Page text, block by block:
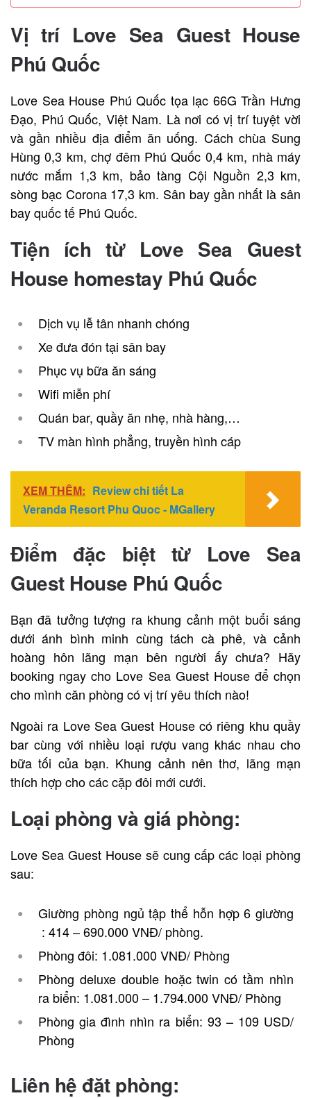
Vị trí Love Sea Guest House
Phú Quốc
Love Sea House Phú Quốc tọa lạc 66G Trần Hưng
Đạo, Phú Quốc, Việt Nam. Là nơi có vị trí tuyệt vời
và gần nhiều địa điểm ăn uống. Cách chùa Sung
Hùng 0,3 km, chợ đêm Phú Quốc 0,4 km, nhà máy
nước mắm 1,3 km, bảo tàng Cội Nguồn 2,3 km,
sòng bạc Corona 17,3 km. Sân bay gần nhất là sân
bay quốc tế Phú Quốc.
Tiện ích từ Love Sea Guest
House homestay Phú Quốc
Dịch vụ lễ tân nhanh chóng
Xe đưa đón tại sân bay
Phục vụ bữa ăn sáng
Wifi miễn phí
Quán bar, quầy ăn nhẹ, nhà hàng,…
TV màn hình phẳng, truyền hình cáp
XEM THÊM: Review chi tiết La
Veranda Resort Phu Quoc - MGallery
Điểm đặc biệt từ Love Sea
Guest House Phú Quốc
Bạn đã tưởng tượng ra khung cảnh một buổi sáng
dưới ánh bình minh cùng tách cà phê, và cảnh
hoàng hôn lãng mạn bên người ấy chưa? Hãy
booking ngay cho Love Sea Guest House để chọn
cho mình căn phòng có vị trí yêu thích nào!
Ngoài ra Love Sea Guest House có riêng khu quầy
bar cùng với nhiều loại rượu vang khác nhau cho
bữa tối của bạn. Khung cảnh nên thơ, lãng mạn
thích hợp cho các cặp đôi mới cưới.
Loại phòng và giá phòng:
Love Sea Guest House sẽ cung cấp các loại phòng
sau:
Giường phòng ngủ tập thể hỗn hợp 6 giường
: 414 – 690.000 VNĐ/ phòng.
Phòng đôi: 1.081.000 VNĐ/ Phòng
Phòng deluxe double hoặc twin có tầm nhìn
ra biển: 1.081.000 – 1.794.000 VNĐ/ Phòng
Phòng gia đình nhìn ra biển: 93 – 109 USD/
Phòng
Liên hệ đặt phòng: